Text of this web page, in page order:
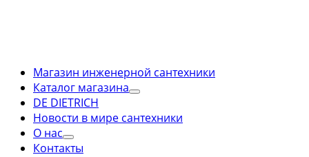
Магазин инженерной сантехники
Каталог магазина
DE DIETRICH
Новости в мире сантехники
О нас
Контакты